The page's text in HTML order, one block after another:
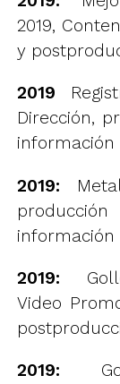
2019,
y
2019
Dirección,
información
2019:
información
2019:
Video
2019: